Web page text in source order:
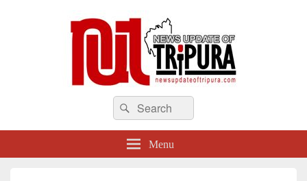
newsupdateoftripura.com
The one & only exceptional Bengali Version online news & infotainment portal
in Tripura.
Search
for:
Search
Menu